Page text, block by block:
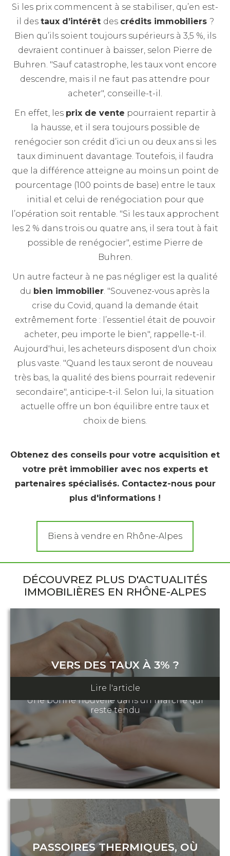
Si les prix commencent à se stabiliser, qu’en est-
il des taux d’intérêt des crédits immobiliers ?
Bien qu’ils soient toujours supérieurs à 3,5 %, ils
devraient continuer à baisser, selon Pierre de
Buhren. "Sauf catastrophe, les taux vont encore
descendre, mais il ne faut pas attendre pour
acheter", conseille-t-il.
En effet, les prix de vente pourraient repartir à
la hausse, et il sera toujours possible de
renégocier son crédit d’ici un ou deux ans si les
taux diminuent davantage. Toutefois, il faudra
que la différence atteigne au moins un point de
pourcentage (100 points de base) entre le taux
initial et celui de renégociation pour que
l’opération soit rentable. "Si les taux approchent
les 2 % dans trois ou quatre ans, il sera tout à fait
possible de renégocier", estime Pierre de
Buhren.
Un autre facteur à ne pas négliger est la qualité
du bien immobilier. "Souvenez-vous après la
crise du Covid, quand la demande était
extrêmement forte : l’essentiel était de pouvoir
acheter, peu importe le bien", rappelle-t-il.
Aujourd'hui, les acheteurs disposent d'un choix
plus vaste. "Quand les taux seront de nouveau
très bas, la qualité des biens pourrait redevenir
secondaire", anticipe-t-il. Selon lui, la situation
actuelle offre un bon équilibre entre taux et
choix de biens.
Obtenez des conseils pour votre acquisition et
votre prêt immobilier avec nos experts et
partenaires spécialisés. Contactez-nous pour
plus d'informations !
Biens à vendre en Rhône-Alpes
DÉCOUVREZ PLUS D'ACTUALITÉS
IMMOBILIÈRES EN RHÔNE-ALPES
VERS DES TAUX À 3% ?
12 août 2024
Une bonne nouvelle dans un marché qui
reste tendu
Lire l'article
PASSOIRES THERMIQUES, OÙ